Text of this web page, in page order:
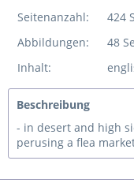
Seitenanzahl:
424
Abbildungen:
48
Inhalt:
Beschreibung
- in desert and high
perusing a flea